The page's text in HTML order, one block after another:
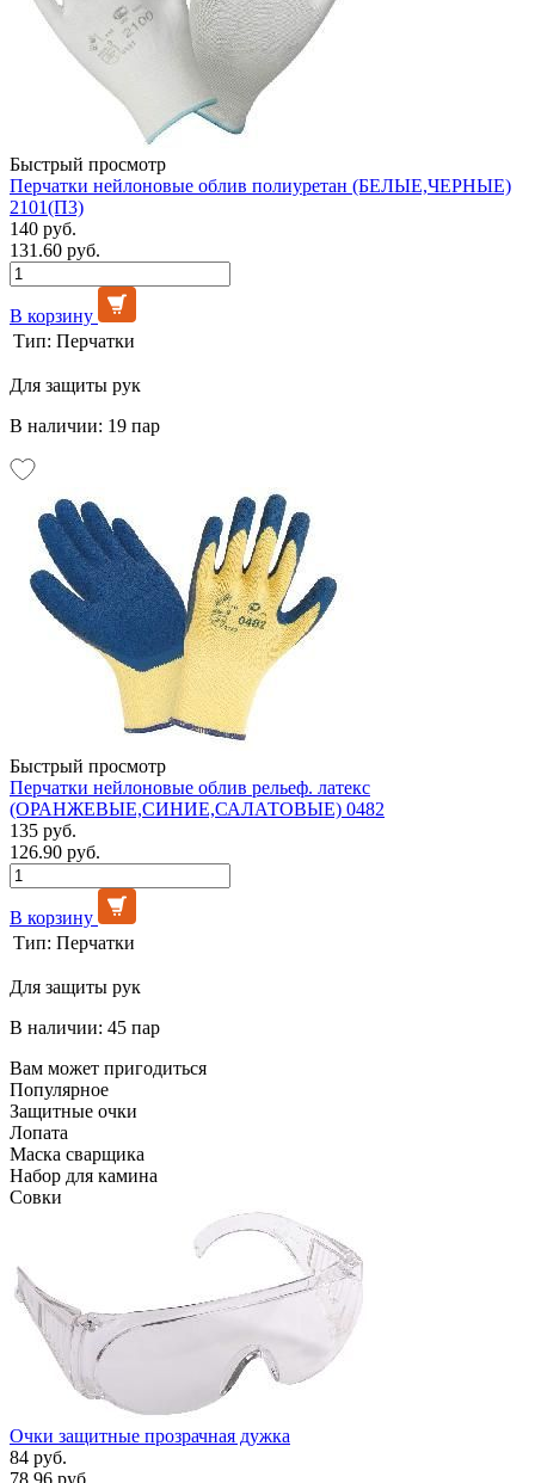
Быстрый просмотр
Перчатки нейлоновые облив полиуретан (БЕЛЫЕ,ЧЕРНЫЕ)
2101(П3)
140 руб.
131.60 руб.
В корзину
Тип: Перчатки
Для защиты рук
В наличии: 19 пар
Быстрый просмотр
Перчатки нейлоновые облив рельеф. латекс
(ОРАНЖЕВЫЕ,СИНИЕ,САЛАТОВЫЕ) 0482
135 руб.
126.90 руб.
В корзину
Тип: Перчатки
Для защиты рук
В наличии: 45 пар
Вам может пригодиться
Популярное
Защитные очки
Лопата
Маска сварщика
Набор для камина
Совки
Очки защитные прозрачная дужка
84 руб.
78.96 руб.